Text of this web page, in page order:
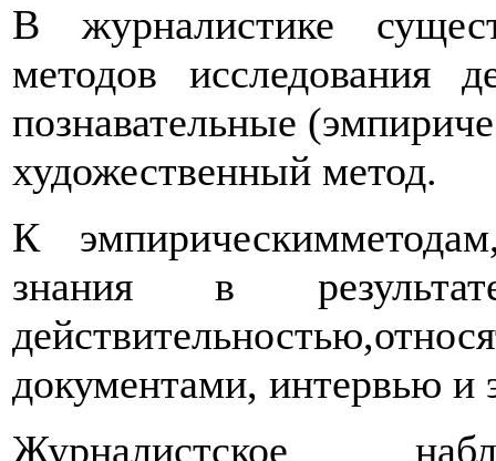
В журналистике
методов исследования
познавательные
художественный метод.
К
знания в
документами, интервью и
Журналистское